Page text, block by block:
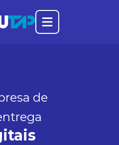
Abrir o menu
de